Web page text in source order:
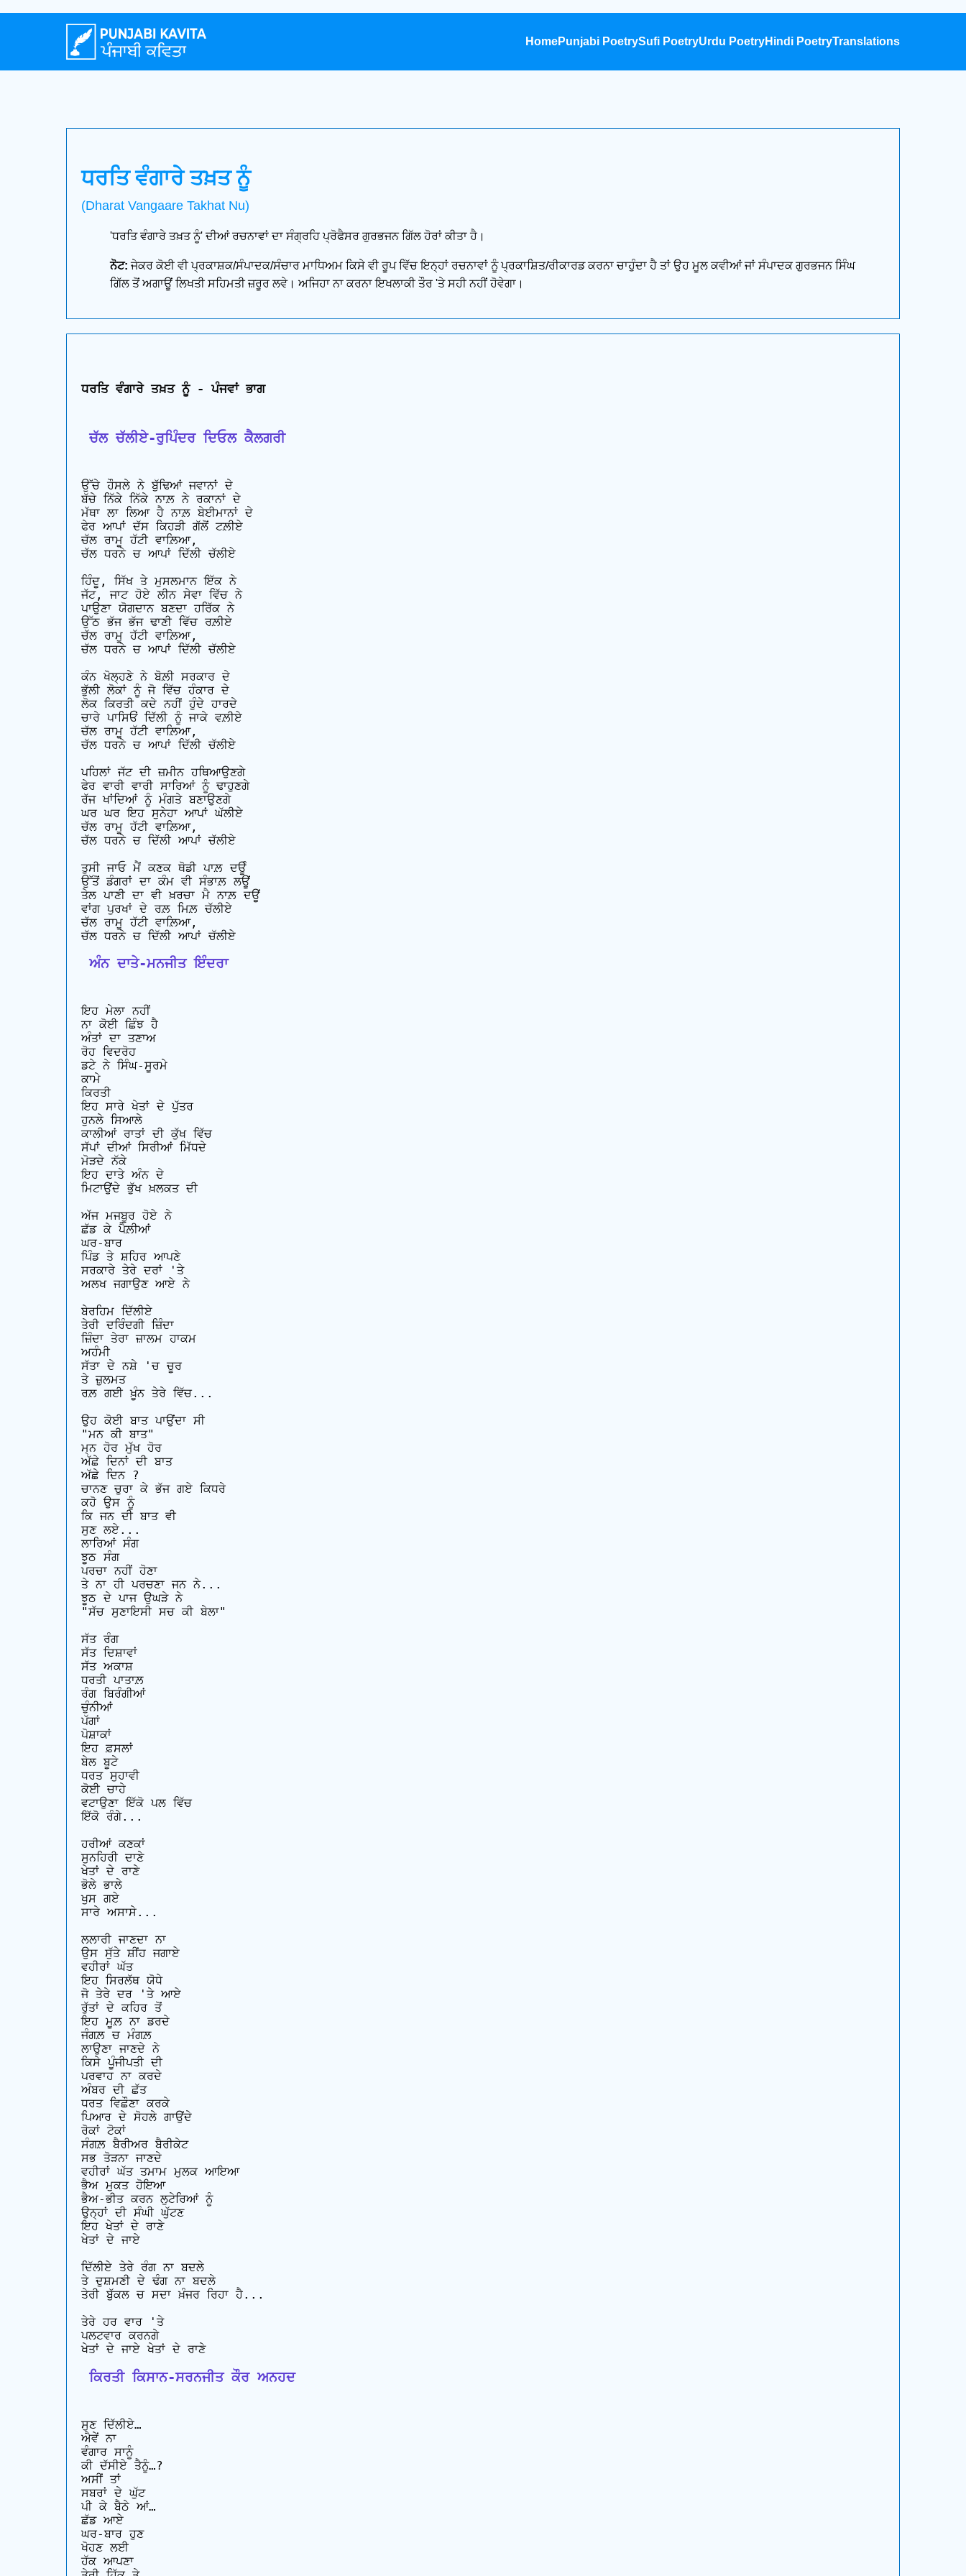
HomePunjabi PoetrySufi PoetryUrdu PoetryHindi PoetryTranslations
ਧਰਤਿ ਵੰਗਾਰੇ ਤਖ਼ਤ ਨੂੰ
(Dharat Vangaare Takhat Nu)
'ਧਰਤਿ ਵੰਗਾਰੇ ਤਖ਼ਤ ਨੂੰ' ਦੀਆਂ ਰਚਨਾਵਾਂ ਦਾ ਸੰਗ੍ਰਹਿ ਪ੍ਰੋਫੈਸਰ ਗੁਰਭਜਨ ਗਿੱਲ ਹੋਰਾਂ ਕੀਤਾ ਹੈ।
ਨੋਟ: ਜੇਕਰ ਕੋਈ ਵੀ ਪ੍ਰਕਾਸ਼ਕ/ਸੰਪਾਦਕ/ਸੰਚਾਰ ਮਾਧਿਅਮ ਕਿਸੇ ਵੀ ਰੂਪ ਵਿੱਚ ਇਨ੍ਹਾਂ ਰਚਨਾਵਾਂ ਨੂੰ ਪ੍ਰਕਾਸ਼ਿਤ/ਰੀਕਾਰਡ ਕਰਨਾ ਚਾਹੁੰਦਾ ਹੈ ਤਾਂ ਉਹ ਮੂਲ ਕਵੀਆਂ ਜਾਂ ਸੰਪਾਦਕ ਗੁਰਭਜਨ ਸਿੰਘ
ਗਿੱਲ ਤੋਂ ਅਗਾਊਂ ਲਿਖਤੀ ਸਹਿਮਤੀ ਜ਼ਰੂਰ ਲਵੇ। ਅਜਿਹਾ ਨਾ ਕਰਨਾ ਇਖਲਾਕੀ ਤੌਰ 'ਤੇ ਸਹੀ ਨਹੀਂ ਹੋਵੇਗਾ।
ਧਰਤਿ ਵੰਗਾਰੇ ਤਖ਼ਤ ਨੂੰ - ਪੰਜਵਾਂ ਭਾਗ
ਚੱਲ ਚੱਲੀਏ-ਰੁਪਿੰਦਰ ਦਿਓਲ ਕੈਲਗਰੀ
ਉੱਚੇ ਹੌਸਲੇ ਨੇ ਬੁੱਢਿਆਂ ਜਵਾਨਾਂ ਦੇ
ਬੱਚੇ ਨਿੱਕੇ ਨਿੱਕੇ ਨਾਲ਼ ਨੇ ਰਕਾਨਾਂ ਦੇ
ਮੱਥਾ ਲਾ ਲਿਆ ਹੈ ਨਾਲ਼ ਬੇਈਮਾਨਾਂ ਦੇ
ਫੇਰ ਆਪਾਂ ਦੱਸ ਕਿਹੜੀ ਗੱਲੋਂ ਟਲ਼ੀਏ
ਚੱਲ ਰਾਮੂ ਹੱਟੀ ਵਾਲ਼ਿਆ,
ਚੱਲ ਧਰਨੇ ਚ ਆਪਾਂ ਦਿੱਲੀ ਚੱਲੀਏ
ਹਿੰਦੂ, ਸਿੱਖ ਤੇ ਮੁਸਲਮਾਨ ਇੱਕ ਨੇ
ਜੱਟ, ਜਾਟ ਹੋਏ ਲੀਨ ਸੇਵਾ ਵਿੱਚ ਨੇ
ਪਾਉਣਾ ਯੋਗਦਾਨ ਬਣਦਾ ਹਰਿੱਕ ਨੇ
ਉੱਠ ਭੱਜ ਭੱਜ ਢਾਣੀ ਵਿੱਚ ਰਲ਼ੀਏ
ਚੱਲ ਰਾਮੂ ਹੱਟੀ ਵਾਲ਼ਿਆ,
ਚੱਲ ਧਰਨੇ ਚ ਆਪਾਂ ਦਿੱਲੀ ਚੱਲੀਏ
ਕੰਨ ਖੋਲ੍ਹਣੇ ਨੇ ਬੋਲ਼ੀ ਸਰਕਾਰ ਦੇ
ਭੁੱਲੀ ਲੋਕਾਂ ਨੂੰ ਜੋ ਵਿੱਚ ਹੰਕਾਰ ਦੇ
ਲੋਕ ਕਿਰਤੀ ਕਦੇ ਨਹੀਂ ਹੁੰਦੇ ਹਾਰਦੇ
ਚਾਰੇ ਪਾਸਿਓਂ ਦਿੱਲੀ ਨੂੰ ਜਾਕੇ ਵਲ਼ੀਏ
ਚੱਲ ਰਾਮੂ ਹੱਟੀ ਵਾਲ਼ਿਆ,
ਚੱਲ ਧਰਨੇ ਚ ਆਪਾਂ ਦਿੱਲੀ ਚੱਲੀਏ
ਪਹਿਲਾਂ ਜੱਟ ਦੀ ਜ਼ਮੀਨ ਹਥਿਆਉਣਗੇ
ਫੇਰ ਵਾਰੀ ਵਾਰੀ ਸਾਰਿਆਂ ਨੂੰ ਢਾਹੁਣਗੇ
ਰੱਜ ਖਾਂਦਿਆਂ ਨੂੰ ਮੰਗਤੇ ਬਣਾਉਣਗੇ
ਘਰ ਘਰ ਇਹ ਸੁਨੇਹਾ ਆਪਾਂ ਘੱਲੀਏ
ਚੱਲ ਰਾਮੂ ਹੱਟੀ ਵਾਲ਼ਿਆ,
ਚੱਲ ਧਰਨੇ ਚ ਦਿੱਲੀ ਆਪਾਂ ਚੱਲੀਏ
ਤੁਸੀ ਜਾਓ ਮੈਂ ਕਣਕ ਥੋਡੀ ਪਾਲ਼ ਦਊੰ
ਉੱਤੋਂ ਡੰਗਰਾਂ ਦਾ ਕੰਮ ਵੀ ਸੰਭਾਲ਼ ਲਊਂ
ਤੇਲ ਪਾਣੀ ਦਾ ਵੀ ਖ਼ਰਚਾ ਮੈ ਨਾਲ਼ ਦਊਂ
ਵਾਂਗ ਪੁਰਖਾਂ ਦੇ ਰਲ਼ ਮਿਲ਼ ਚੱਲੀਏ
ਚੱਲ ਰਾਮੂ ਹੱਟੀ ਵਾਲ਼ਿਆ,
ਅੰਨ ਦਾਤੇ-ਮਨਜੀਤ ਇੰਦਰਾ
ਇਹ ਮੇਲਾ ਨਹੀਂ
ਨਾ ਕੋਈ ਛਿੰਝ ਹੈ
ਅੰਤਾਂ ਦਾ ਤਣਾਅ
ਰੋਹ ਵਿਦਰੋਹ
ਡਟੇ ਨੇ ਸਿੰਘ-ਸੂਰਮੇ
ਕਾਮੇ
ਕਿਰਤੀ
ਇਹ ਸਾਰੇ ਖੇਤਾਂ ਦੇ ਪੁੱਤਰ
ਹੁਨਲੇ ਸਿਆਲੇ
ਕਾਲੀਆਂ ਰਾਤਾਂ ਦੀ ਕੁੱਖ ਵਿੱਚ
ਸੱਪਾਂ ਦੀਆਂ ਸਿਰੀਆਂ ਮਿੱਧਦੇ
ਮੋੜਦੇ ਨੱਕੇ
ਇਹ ਦਾਤੇ ਅੰਨ ਦੇ
ਮਿਟਾਉਂਦੇ ਭੁੱਖ ਖ਼ਲਕਤ ਦੀ
ਅੱਜ ਮਜਬੂਰ ਹੋਏ ਨੇ
ਛੱਡ ਕੇ ਪੈਲ਼ੀਆਂ
ਘਰ-ਬਾਰ
ਪਿੰਡ ਤੇ ਸ਼ਹਿਰ ਆਪਣੇ
ਸਰਕਾਰੇ ਤੇਰੇ ਦਰਾਂ 'ਤੇ
ਅਲਖ ਜਗਾਉਣ ਆਏ ਨੇ
ਬੇਰਹਿਮ ਦਿੱਲੀਏ
ਤੇਰੀ ਦਰਿੰਦਗੀ ਜ਼ਿੰਦਾ
ਜ਼ਿੰਦਾ ਤੇਰਾ ਜ਼ਾਲਮ ਹਾਕਮ
ਅਹੰਮੀ
ਸੱਤਾ ਦੇ ਨਸ਼ੇ 'ਚ ਚੂਰ
ਤੇ ਜ਼ੁਲਮਤ
ਰਲ਼ ਗਈ ਖ਼ੂੰਨ ਤੇਰੇ ਵਿੱਚ...
ਉਹ ਕੋਈ ਬਾਤ ਪਾਉਂਦਾ ਸੀ
"ਮਨ ਕੀ ਬਾਤ"
ਮ੍ਨ ਹੋਰ ਮੁੱਖ ਹੋਰ
ਅੱਛੇ ਦਿਨਾਂ ਦੀ ਬਾਤ
ਅੱਛੇ ਦਿਨ ?
ਚਾਨਣ ਚੁਰਾ ਕੇ ਭੱਜ ਗਏ ਕਿਧਰੇ
ਕਹੋ ਉਸ ਨੂੰ
ਕਿ ਜਨ ਦੀ ਬਾਤ ਵੀ
ਸੁਣ ਲਏ...
ਲਾਰਿਆਂ ਸੰਗ
ਝੂਠ ਸੰਗ
ਪਰਚਾ ਨਹੀਂ ਹੋਣਾ
ਤੇ ਨਾ ਹੀ ਪਰਚਣਾ ਜਨ ਨੇ...
ਝੂਠ ਦੇ ਪਾਜ ਉਘੜੇ ਨੇ
"ਸੱਚ ਸੁਣਾਇਸੀ ਸਚ ਕੀ ਬੇਲਾ"
ਸੱਤ ਰੰਗ
ਸੱਤ ਦਿਸ਼ਾਵਾਂ
ਸੱਤ ਅਕਾਸ਼
ਧਰਤੀ ਪਾਤਾਲ਼
ਰੰਗ ਬਿਰੰਗੀਆਂ
ਚੁੰਨੀਆਂ
ਪੱਗਾਂ
ਪੋਸ਼ਾਕਾਂ
ਇਹ ਫ਼ਸਲਾਂ
ਬੇਲ ਬੂਟੇ
ਧਰਤ ਸੁਹਾਵੀ
ਕੋਈ ਚਾਹੇ
ਵਟਾਉਣਾ ਇੱਕੋ ਪਲ ਵਿੱਚ
ਇੱਕੋ ਰੰਗੇ...
ਹਰੀਆਂ ਕਣਕਾਂ
ਸੁਨਹਿਰੀ ਦਾਣੇ
ਖੇਤਾਂ ਦੇ ਰਾਣੇ
ਭੋਲੇ ਭਾਲੇ
ਖੁਸ ਗਏ
ਸਾਰੇ ਅਸਾਸੇ...
ਲਲਾਰੀ ਜਾਣਦਾ ਨਾ
ਉਸ ਸੁੱਤੇ ਸ਼ੀਂਹ ਜਗਾਏ
ਵਹੀਰਾਂ ਘੱਤ
ਇਹ ਸਿਰਲੱਥ ਯੋਧੇ
ਜੋ ਤੇਰੇ ਦਰ 'ਤੇ ਆਏ
ਰੁੱਤਾਂ ਦੇ ਕਹਿਰ ਤੋਂ
ਇਹ ਮੂਲ਼ ਨਾ ਡਰਦੇ
ਜੰਗਲ਼ ਚ ਮੰਗਲ਼
ਲਾਉਣਾ ਜਾਣਦੇ ਨੇ
ਕਿਸੇ ਪੂੰਜੀਪਤੀ ਦੀ
ਪਰਵਾਹ ਨਾ ਕਰਦੇ
ਅੰਬਰ ਦੀ ਛੱਤ
ਧਰਤ ਵਿਛੌਣਾ ਕਰਕੇ
ਪਿਆਰ ਦੇ ਸੋਹਲੇ ਗਾਉਂਦੇ
ਰੋਕਾਂ ਟੋਕਾਂ
ਸੰਗਲ਼ ਬੈਰੀਅਰ ਬੈਰੀਕੇਟ
ਸਭ ਤੋੜਨਾ ਜਾਣਦੇ
ਵਹੀਰਾਂ ਘੱਤ ਤਮਾਮ ਮੁਲਕ ਆਇਆ
ਭੈਅ ਮੁਕਤ ਹੋਇਆ
ਭੈਅ-ਭੀਤ ਕਰਨ ਲੁਟੇਰਿਆਂ ਨੂੰ
ਉਨ੍ਹਾਂ ਦੀ ਸੰਘੀ ਘੁੱਟਣ
ਇਹ ਖੇਤਾਂ ਦੇ ਰਾਣੇ
ਖੇਤਾਂ ਦੇ ਜਾਏ
ਦਿੱਲੀਏ ਤੇਰੇ ਰੰਗ ਨਾ ਬਦਲੇ
ਤੇ ਦੁਸ਼ਮਣੀ ਦੇ ਢੰਗ ਨਾ ਬਦਲੇ
ਤੇਰੀ ਬੁੱਕਲ ਚ ਸਦਾ ਖ਼ੰਜਰ ਰਿਹਾ ਹੈ...
ਤੇਰੇ ਹਰ ਵਾਰ 'ਤੇ
ਪਲਟਵਾਰ ਕਰਨਗੇ
ਕਿਰਤੀ ਕਿਸਾਨ-ਸਰਨਜੀਤ ਕੌਰ ਅਨਹਦ
ਸੁਣ ਦਿੱਲੀਏ…
ਐਵੇਂ ਨਾ
ਵੰਗਾਰ ਸਾਨੂੰ
ਕੀ ਦੱਸੀਏ ਤੈਨੂੰ…?
ਅਸੀਂ ਤਾਂ
ਸਬਰਾਂ ਦੇ ਘੁੱਟ
ਪੀ ਕੇ ਬੈਠੇ ਆਂ…
ਛੱਡ ਆਏ
ਘਰ-ਬਾਰ ਹੁਣ
ਖੋਹਣ ਲਈ
ਹੱਕ ਆਪਣਾ